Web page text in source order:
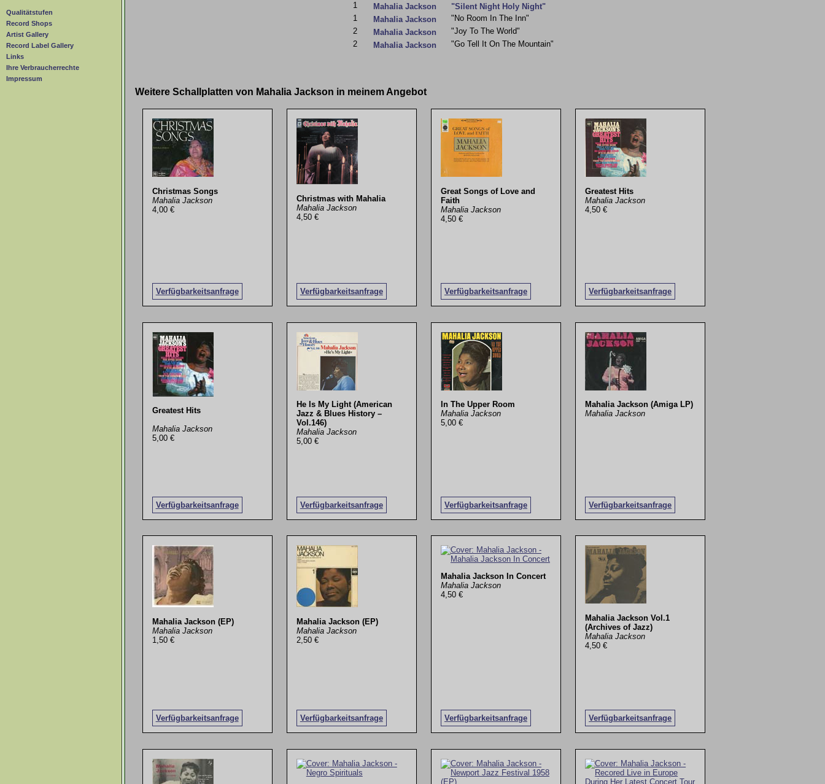
Qualitätstufen
Record Shops
Artist Gallery
Record Label Gallery
Links
Ihre Verbraucherrechte
Impressum
1
Mahalia Jackson
"Silent Night Holy Night"
1
Mahalia Jackson
"No Room In The Inn"
2
Mahalia Jackson
"Joy To The World"
2
Mahalia Jackson "Go Tell It On The Mountain"
Weitere Schallplatten von Mahalia Jackson in meinem Angebot
Christmas Songs
Mahalia Jackson
4,00 €
Verfügbarkeitsanfrage
Christmas with Mahalia
Mahalia Jackson
4,50 €
Verfügbarkeitsanfrage
Great Songs of Love and
Faith
Mahalia Jackson
4,50 €
Verfügbarkeitsanfrage
Greatest Hits
Mahalia Jackson
4,50 €
Verfügbarkeitsanfrage
Greatest Hits
Mahalia Jackson
5,00 €
Verfügbarkeitsanfrage
He Is My Light (American
Jazz & Blues History –
Vol.146)
Mahalia Jackson
5,00 €
Verfügbarkeitsanfrage
In The Upper Room
Mahalia Jackson
5,00 €
Verfügbarkeitsanfrage
Mahalia Jackson (Amiga LP)
Mahalia Jackson
Verfügbarkeitsanfrage
Mahalia Jackson (EP)
Mahalia Jackson
1,50 €
Verfügbarkeitsanfrage
Mahalia Jackson (EP)
Mahalia Jackson
2,50 €
Verfügbarkeitsanfrage
Mahalia Jackson In Concert
Mahalia Jackson
4,50 €
Verfügbarkeitsanfrage
Mahalia Jackson Vol.1
(Archives of Jazz)
Mahalia Jackson
4,50 €
Verfügbarkeitsanfrage